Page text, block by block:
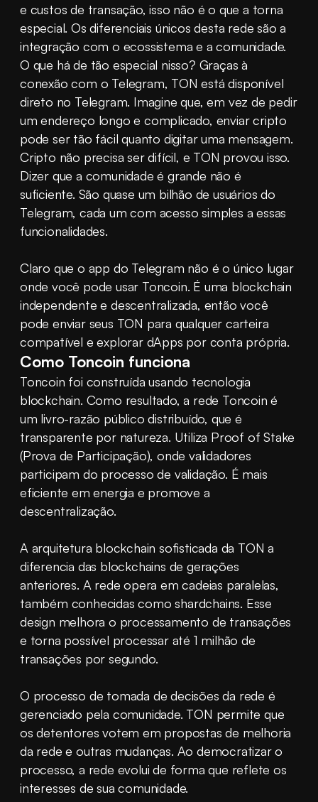
e custos de transação, isso não é o que a torna
especial. Os diferenciais únicos desta rede são a
integração com o ecossistema e a comunidade.
O que há de tão especial nisso? Graças à
conexão com o Telegram, TON está disponível
direto no Telegram. Imagine que, em vez de pedir
um endereço longo e complicado, enviar cripto
pode ser tão fácil quanto digitar uma mensagem.
Cripto não precisa ser difícil, e TON provou isso.
Dizer que a comunidade é grande não é
suficiente. São quase um bilhão de usuários do
Telegram, cada um com acesso simples a essas
funcionalidades.
Claro que o app do Telegram não é o único lugar
onde você pode usar Toncoin. É uma blockchain
independente e descentralizada, então você
pode enviar seus TON para qualquer carteira
compatível e explorar dApps por conta própria.
Como Toncoin funciona
Toncoin foi construída usando tecnologia
blockchain. Como resultado, a rede Toncoin é
um livro-razão público distribuído, que é
transparente por natureza. Utiliza Proof of Stake
(Prova de Participação), onde validadores
participam do processo de validação. É mais
eficiente em energia e promove a
descentralização.
A arquitetura blockchain sofisticada da TON a
diferencia das blockchains de gerações
anteriores. A rede opera em cadeias paralelas,
também conhecidas como shardchains. Esse
design melhora o processamento de transações
e torna possível processar até 1 milhão de
transações por segundo.
O processo de tomada de decisões da rede é
gerenciado pela comunidade. TON permite que
os detentores votem em propostas de melhoria
da rede e outras mudanças. Ao democratizar o
processo, a rede evolui de forma que reflete os
interesses de sua comunidade.